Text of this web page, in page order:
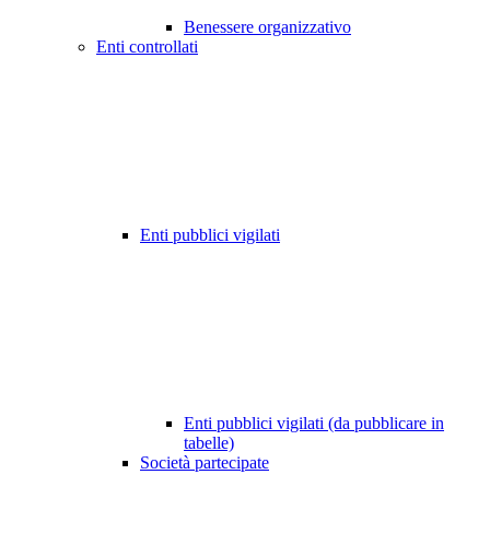
Benessere organizzativo
Enti controllati
Enti pubblici vigilati
Enti pubblici vigilati (da pubblicare in
tabelle)
Società partecipate